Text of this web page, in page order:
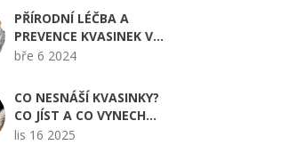
PŘÍRODNÍ LÉČBA A
PREVENCE KVASINEK V
POCHVĚ
bře 6 2024
CO NESNÁŠÍ KVASINKY?
CO JÍST A CO VYNECHAT
PŘI VAGINÁLNÍ MYKÓZE
lis 16 2025